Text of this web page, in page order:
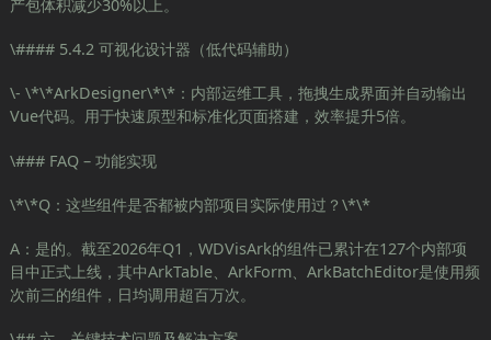
产包体积减少30%以上。
\#### 5.4.2 可视化设计器（低代码辅助）
\- \*\*ArkDesigner\*\*：内部运维工具，拖拽生成界面并自动输出
Vue代码。用于快速原型和标准化页面搭建，效率提升5倍。
\### FAQ – 功能实现
\*\*Q：这些组件是否都被内部项目实际使用过？\*\*
A：是的。截至2026年Q1，WDVisArk的组件已累计在127个内部项
目中正式上线，其中ArkTable、ArkForm、ArkBatchEditor是使用频
次前三的组件，日均调用超百万次。